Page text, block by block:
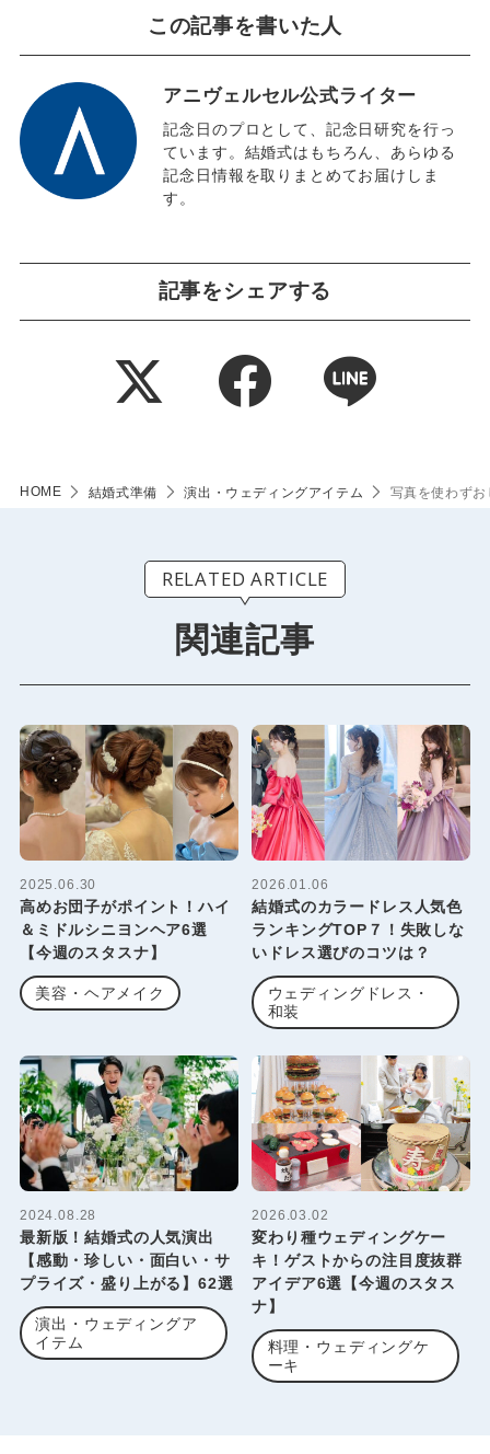
この記事を書いた人
アニヴェルセル公式ライター
記念日のプロとして、記念日研究を行っ
ています。結婚式はもちろん、あらゆる
記念日情報を取りまとめてお届けしま
す。
記事をシェアする
HOME 結婚式準備 演出・ウェディングアイテム 写真を使わず
RELATED ARTICLE
関連記事
2025.06.30
高めお団子がポイント！ハイ
＆ミドルシニヨンヘア6選
【今週のスタスナ】
美容・ヘアメイク
2026.01.06
結婚式のカラードレス人気色
ランキングTOP７！失敗しな
いドレス選びのコツは？
ウェディングドレス・
和装
2024.08.28
最新版！結婚式の人気演出
【感動・珍しい・面白い・サ
プライズ・盛り上がる】62選
演出・ウェディングア
イテム
2026.03.02
変わり種ウェディングケー
キ！ゲストからの注目度抜群
アイデア6選【今週のスタス
ナ】
料理・ウェディングケ
ーキ